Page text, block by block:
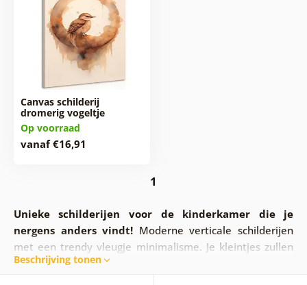
Canvas schilderij
dromerig vogeltje
Op voorraad
vanaf €16,91
1
Unieke schilderijen voor de kinderkamer die je
nergens anders vindt! Moderne verticale schilderijen
met een trendy vleugje minimalisme. Je kleintjes zullen
genieten van dromerige dieren. Een stijlvolle decoratie
Beschrijving tonen